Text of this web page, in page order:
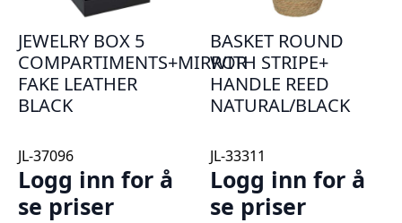
JEWELRY BOX 5
COMPARTIMENTS+MIRROR
FAKE LEATHER
BLACK
JL-37096
Logg inn for å
se priser
BASKET ROUND
WITH STRIPE+
HANDLE REED
NATURAL/BLACK
JL-33311
Logg inn for å
se priser